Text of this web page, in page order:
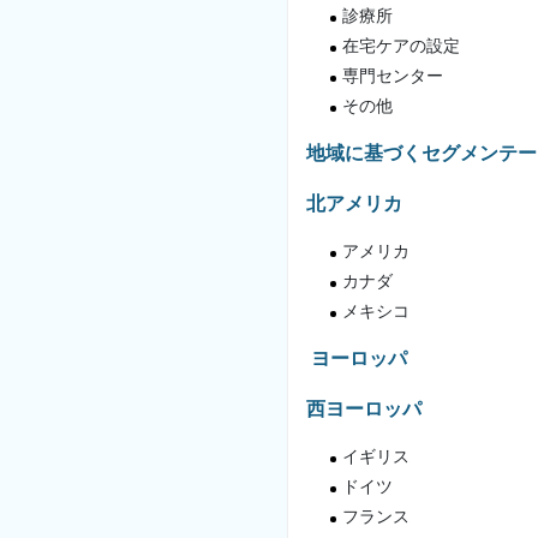
診療所
在宅ケアの設定
専門センター
その他
地域に基づくセグメンテ
北アメリカ
アメリカ
カナダ
メキシコ
ヨーロッパ
西ヨーロッパ
イギリス
ドイツ
フランス